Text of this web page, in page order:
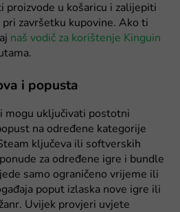
proizvode u košaricu i zalijepiti
završetku kupovine. Ako ti
naš vodič za korištenje Kinguin
i popusta
mogu uključivati postotni
na određene kategorije
ključeva ili softverskih
za određene igre i bundle
samo ograničeno vrijeme ili
poput izlaska nove igre ili
Uvijek provjeri uvjete